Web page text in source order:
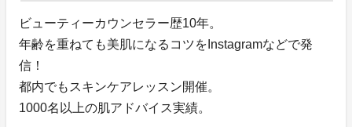
ビューティーカウンセラー歴10年。
年齢を重ねても美肌になるコツをInstagramなどで発
信！
都内でもスキンケアレッスン開催。
1000名以上の肌アドバイス実績。